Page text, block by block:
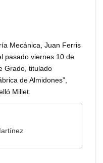
Mecánica, Juan Ferris
pasado viernes 10 de
Grado, titulado
de Almidones”,
Millet.